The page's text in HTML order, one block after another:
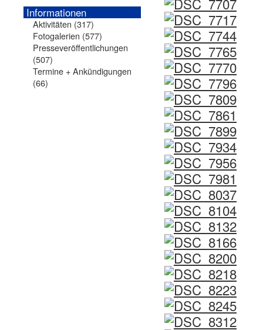
Informationen
Aktivitäten (317)
Fotogalerien (577)
Presseveröffentlichungen
(507)
Termine + Ankündigungen
(66)